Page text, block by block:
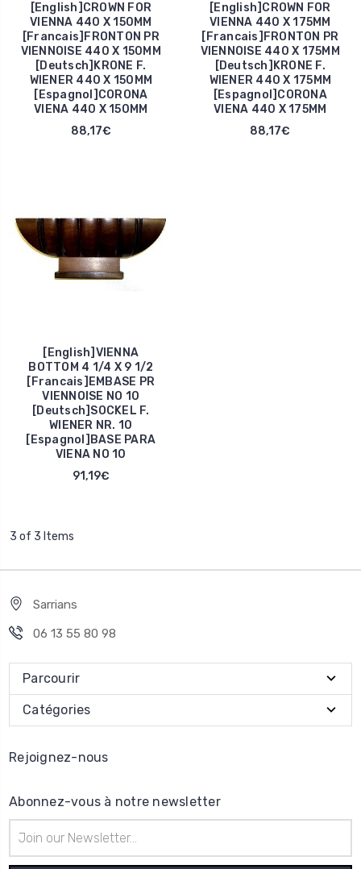
[English]CROWN FOR
VIENNA 440 X 150MM
[Francais]FRONTON PR
VIENNOISE 440 X 150MM
[Deutsch]KRONE F.
WIENER 440 X 150MM
[Espagnol]CORONA
VIENA 440 X 150MM
88,17€
[English]CROWN FOR
VIENNA 440 X 175MM
[Francais]FRONTON PR
VIENNOISE 440 X 175MM
[Deutsch]KRONE F.
WIENER 440 X 175MM
[Espagnol]CORONA
VIENA 440 X 175MM
88,17€
[English]VIENNA
BOTTOM 4 1/4 X 9 1/2
[Francais]EMBASE PR
VIENNOISE NO 10
[Deutsch]SOCKEL F.
WIENER NR. 10
[Espagnol]BASE PARA
VIENA NO 10
91,19€
3 of 3 Items
Sarrians
06 13 55 80 98
Parcourir
Catégories
Rejoignez-nous
Abonnez-vous à notre newsletter
e-
mail